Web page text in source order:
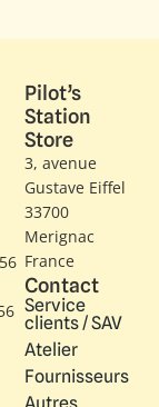
Pilot’s
Station
Store
3, avenue
Gustave Eiffel​
33700
Merignac
France
Contact
Service
clients / SAV
Atelier
Fournisseurs